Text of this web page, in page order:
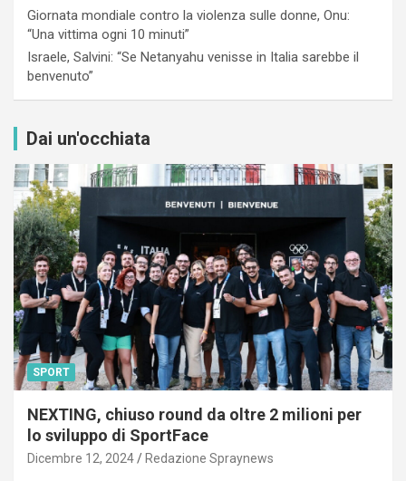
Giornata mondiale contro la violenza sulle donne, Onu:
“Una vittima ogni 10 minuti”
Israele, Salvini: “Se Netanyahu venisse in Italia sarebbe il
benvenuto”
Dai un'occhiata
SPORT
NEXTING, chiuso round da oltre 2 milioni per
lo sviluppo di SportFace
Dicembre 12, 2024 Redazione Spraynews